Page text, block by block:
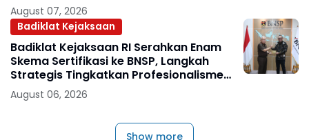
August 07, 2026
Badiklat Kejaksaan
Badiklat Kejaksaan RI Serahkan Enam
Skema Sertifikasi ke BNSP, Langkah
Strategis Tingkatkan Profesionalisme
Jaksa
August 06, 2026
Show more